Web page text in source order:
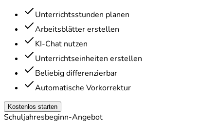
Unterrichtsstunden planen
Arbeitsblätter erstellen
KI-Chat nutzen
Unterrichtseinheiten erstellen
Beliebig differenzierbar
Automatische Vorkorrektur
Kostenlos starten
Schuljahresbeginn-Angebot